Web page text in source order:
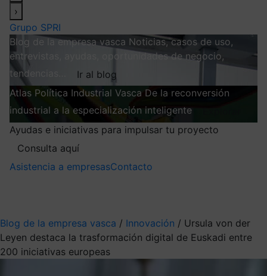
›
Grupo SPRI
Blog de la empresa vasca Noticias, casos de uso,
entrevistas, ayudas, oportunidades de negocio,
tendencias…
Ir al blog
Atlas Política Industrial Vasca De la reconversión
industrial a la especialización inteligente
Ayudas e iniciativas para impulsar tu proyecto
Consulta aquí
Asistencia a empresasContacto
Blog de la empresa vasca / Innovación / Ursula von der
Leyen destaca la trasformación digital de Euskadi entre
200 iniciativas europeas